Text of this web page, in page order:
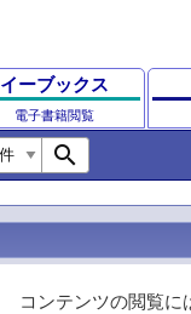
イーブックス
電子書籍閲覧
search
コンテンツの閲覧に